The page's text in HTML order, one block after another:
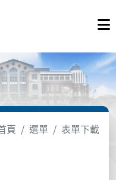
頁 選單 表單下載